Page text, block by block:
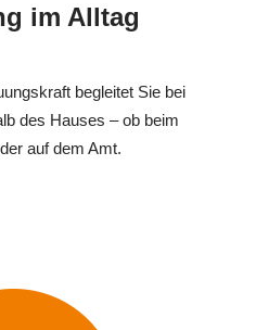
im Alltag
begleitet Sie bei
des Hauses – ob beim
auf dem Amt.